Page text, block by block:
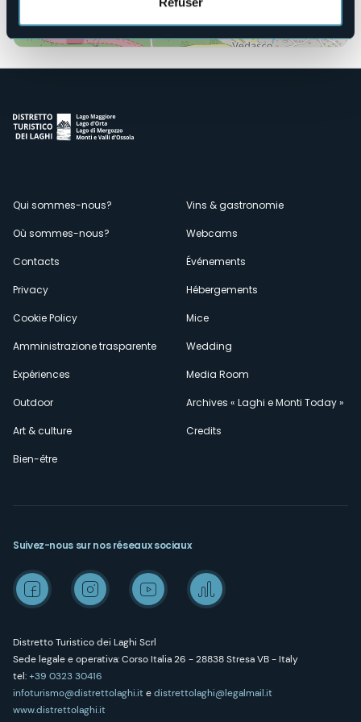
Menù
secondario
Qui sommes-nous?
Où sommes-nous?
Contacts
Privacy
Cookie Policy
Amministrazione trasparente
Expériences
Outdoor
Art & culture
Bien-être
Vins & gastronomie
Webcams
Événements
Hébergements
Mice
Wedding
Media Room
Archives « Laghi e Monti Today »
Credits
Distretto Turistico dei Laghi Scrl
Sede legale e operativa: Corso Italia 26 - 28838 Stresa VB - Italy
tel:+39 0323 30416
infoturismo@distrettolaghi.itedistrettolaghi@legalmail.it
www.distrettolaghi.it
Suivez-nous sur nos réseaux sociaux